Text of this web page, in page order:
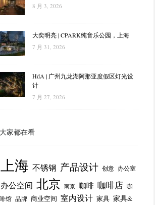
8 月 3, 2026
大奕明亮 | CPARK纯音乐公园，上海
7 月 31, 2026
HdA | 广州九龙湖阿那亚度假区灯光设
计
7 月 27, 2026
家都在看
上海 不锈钢 产品设计 创意 办公室
办公空间 北京 南京 咖啡 咖啡店 咖
馆 品牌 商业空间 室内设计 家具 家具&